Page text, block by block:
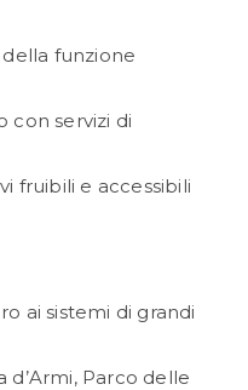
funzione
con servizi di
fruibili e accessibili
ai sistemi di grandi
d’Armi, Parco delle